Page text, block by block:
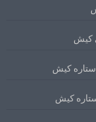
کیش
ستاره کیش
کیش